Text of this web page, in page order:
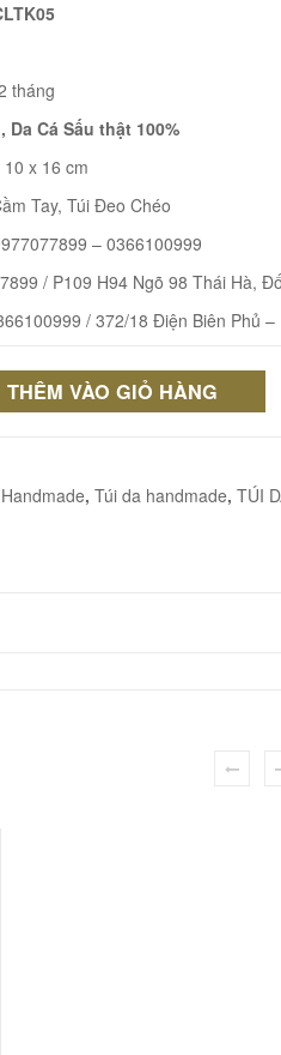
tháng
Da Cá Sấu thật 100%
x 16 cm
Tay, Túi Đeo Chéo
– 0366100999
/ P109 H94 Ngõ 98 Thái Hà,
/ 372/18 Điện Biên Phủ –
THÊM VÀO GIỎ HÀNG
, Túi da handmade, TÚI